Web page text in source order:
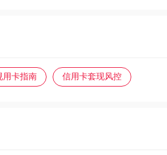
用卡指南 信用卡套现风控